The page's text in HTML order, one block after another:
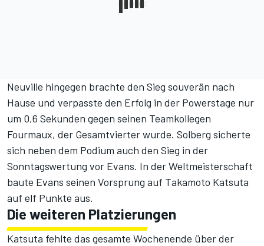
Neuville hingegen brachte den Sieg souverän nach
Hause und verpasste den Erfolg in der Powerstage nur
um 0,6 Sekunden gegen seinen Teamkollegen
Fourmaux, der Gesamtvierter wurde. Solberg sicherte
sich neben dem Podium auch den Sieg in der
Sonntagswertung vor Evans. In der Weltmeisterschaft
baute Evans seinen Vorsprung auf Takamoto Katsuta
auf elf Punkte aus.
Die weiteren Platzierungen
Katsuta fehlte das gesamte Wochenende über der